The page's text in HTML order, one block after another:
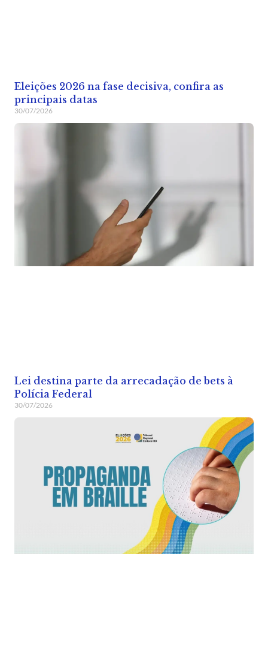
Eleições 2026 na fase decisiva, confira as
principais datas
30/07/2026
Lei destina parte da arrecadação de bets à
Polícia Federal
30/07/2026